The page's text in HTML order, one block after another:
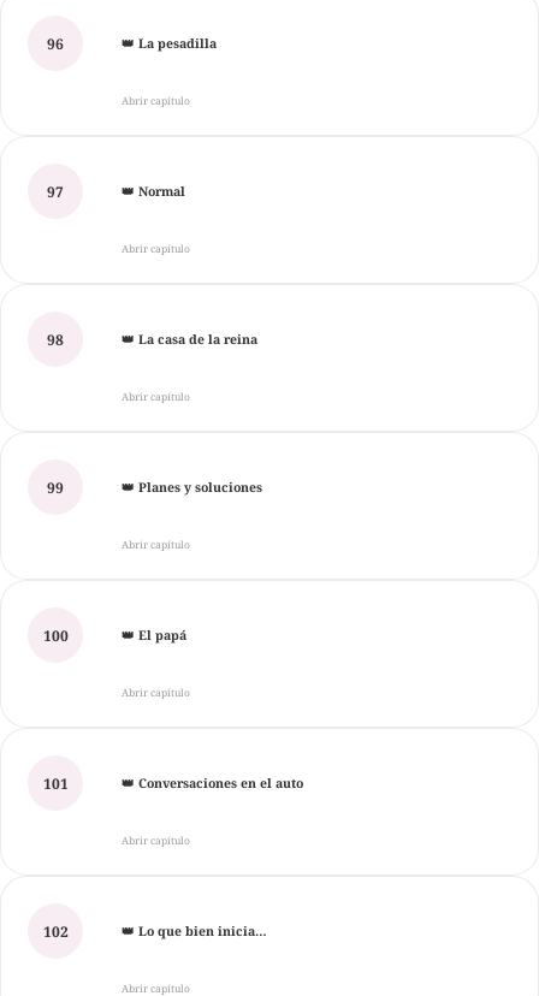
96 👑 La pesadilla
Abrir capítulo
97 👑 Normal
Abrir capítulo
98 👑 La casa de la reina
Abrir capítulo
99 👑 Planes y soluciones
Abrir capítulo
100 👑 El papá
Abrir capítulo
101 👑 Conversaciones en el auto
Abrir capítulo
102 👑 Lo que bien inicia…
Abrir capítulo